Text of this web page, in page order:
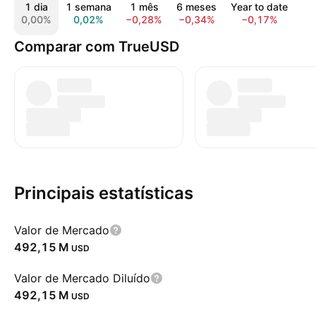
1 dia
0,00%
1 semana
0,02%
1 mês
−0,28%
6 meses
−0,34%
Year to date
−0,17%
Comparar com TrueUSD
Principais estatísticas
Valor de Mercado
‪492,15 M‬ USD
Valor de Mercado Diluído
‪492,15 M‬ USD